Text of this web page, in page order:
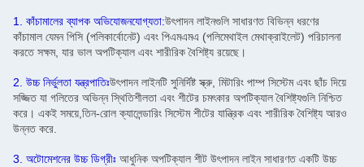
1. কাঁচামালের ব্যাপক অভিযোজনযোগ্যতা:উৎপাদন লাইনগুলি সাধারণত বিভিন্ন ধরণের
কাঁচামাল যেমন পিসি (পলিকার্বোনেট) এবং পিএমএমএ (পলিমেথাইল মেথাক্রাইলেট) পরিচালনা
করতে সক্ষম, যার ভাল অপটিক্যাল এবং শারীরিক বৈশিষ্ট্য রয়েছে।
2. উচ্চ নির্ভুলতা যন্ত্রপাতিঃউৎপাদন লাইনটি সুনির্দিষ্ট স্ক্রু, মিটারিং পাম্প সিস্টেম এবং ছাঁচ দিয়ে
সজ্জিত যা গলিতের অভিন্ন স্থিতিশীলতা এবং শীটের চমৎকার অপটিক্যাল বৈশিষ্ট্যগুলি নিশ্চিত
করে। একই সময়ে,তিন-রোল ক্যালেন্ডারিং সিস্টেম শীটের যান্ত্রিক এবং শারীরিক বৈশিষ্ট্য আরও
উন্নত করে.
3. অটোমেশনের উচ্চ ডিগ্রীঃ আধুনিক অপটিক্যাল শীট উৎপাদন লাইন সাধারণত একটি উচ্চ